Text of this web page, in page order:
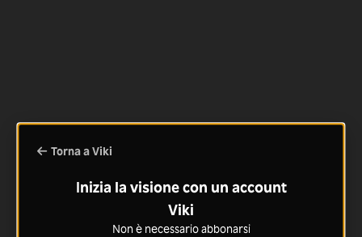
Torna a Viki
Inizia la visione con un account
Viki
Non è necessario abbonarsi